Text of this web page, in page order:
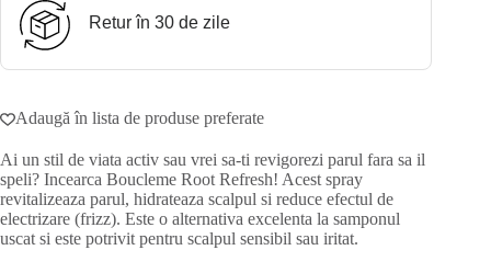
Retur în 30 de zile
Adaugă în lista de produse preferate
Ai un stil de viata activ sau vrei sa-ti revigorezi parul fara sa il
speli? Incearca Boucleme Root Refresh! Acest spray
revitalizeaza parul, hidrateaza scalpul si reduce efectul de
electrizare (frizz). Este o alternativa excelenta la samponul
uscat si este potrivit pentru scalpul sensibil sau iritat.